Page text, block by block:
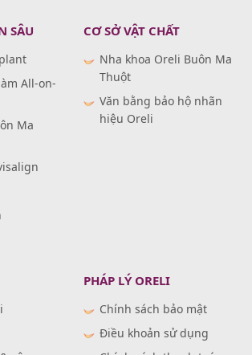
SÂU
All-on-
Ma
CƠ SỞ VẬT CHẤT
Nha khoa Oreli Buôn Ma
Thuột
Văn bằng bảo hộ nhãn
hiệu Oreli
PHÁP LÝ ORELI
Chính sách bảo mật
Điều khoản sử dụng